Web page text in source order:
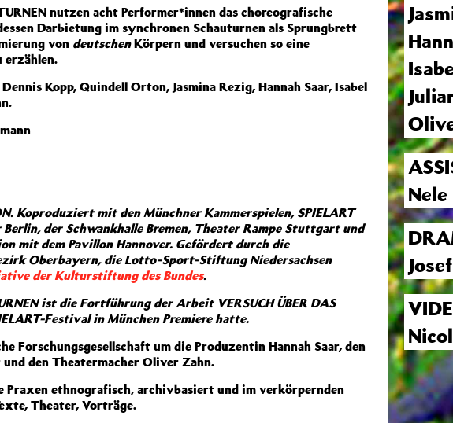
nutzen acht Performer*innen das choreografische
Darbietung im synchronen Schauturnen als Sprungbrett
von deutschenKörpern und versuchen so eine
erzählen.
Kopp, Quindell Orton, Jasmina Rezig, Hannah Saar, Isabel
Koproduziert mit den Münchner Kammerspielen, SPIELART
Berlin, der Schwankhalle Bremen, Theater Rampe Stuttgart und
mit dem Pavillon Hannover. Gefördert durch die
Oberbayern, die Lotto-Sport-Stiftung Niedersachsen
der Kulturstiftung des Bundes.
ist die Fortführung der Arbeit VERSUCH ÜBER DAS
Festival in München Premiere hatte.
Forschungsgesellschaft um die Produzentin Hannah Saar, den
den Theatermacher Oliver Zahn.
Praxen ethnografisch, archivbasiert und im verkörpernden
Theater, Vorträge.